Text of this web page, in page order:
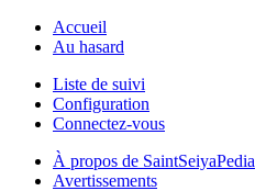
Accueil
Au hasard
Liste de suivi
Configuration
Connectez-vous
À propos de SaintSeiyaPedia
Avertissements